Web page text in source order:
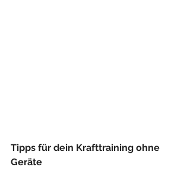
Tipps für dein Krafttraining ohne
Geräte